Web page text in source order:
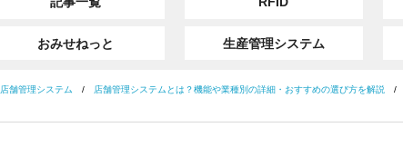
おみせねっと 生産管理システム
店舗管理システム 店舗管理システムとは？機能や業種別の詳細・おすすめの選び方を解説